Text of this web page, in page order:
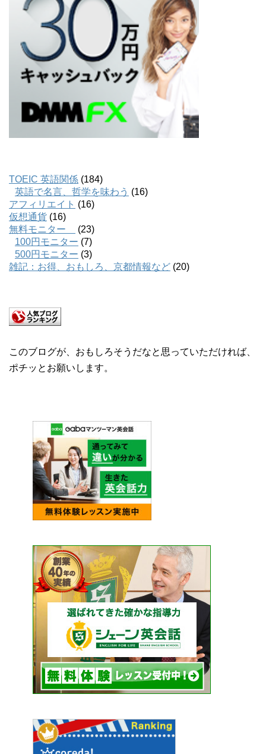
TOEIC 英語関係 (184)
英語で名言、哲学を味わう (16)
アフィリエイト (16)
仮想通貨 (16)
無料モニター
(23)
100円モニター (7)
500円モニター (3)
雑記：お得、おもしろ、京都情報など (20)
このブログが、おもしろそうだなと思っていただければ、
ポチッとお願いします。